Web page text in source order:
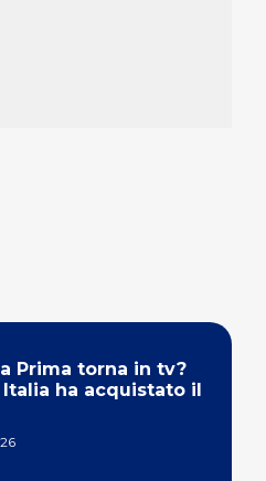
Prima torna in tv?
Italia ha acquistato il